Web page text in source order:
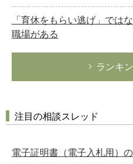
「育休をもらい逃げ」では
職場がある
ランキ
注目の相談スレッド
電子証明書（電子入札用）